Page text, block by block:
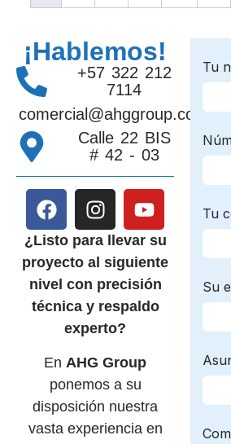
¡Hablemos!
+57 322 212
7114
comercial@ahggroup.com.co
Calle 22 BIS
# 42 - 03
¿Listo para llevar su
proyecto al siguiente
nivel con precisión
técnica y respaldo
experto?
En AHG Group
ponemos a su
disposición nuestra
vasta experiencia en